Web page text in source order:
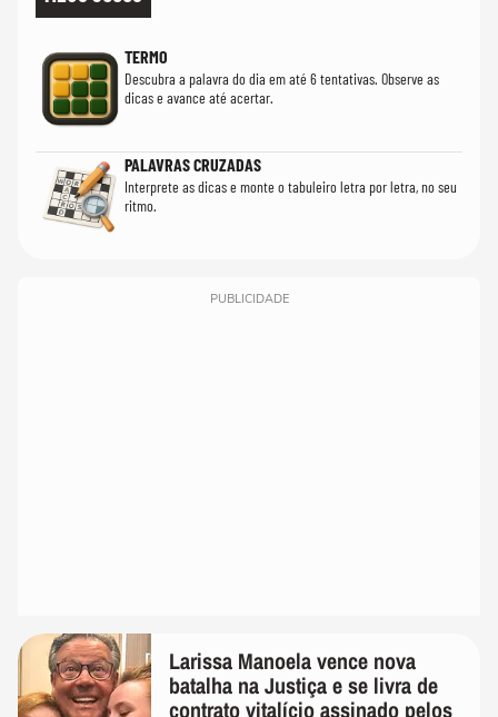
TERMO
Descubra a palavra do dia em até 6 tentativas. Observe as
dicas e avance até acertar.
PALAVRAS CRUZADAS
Interprete as dicas e monte o tabuleiro letra por letra, no seu
ritmo.
PUBLICIDADE
Larissa Manoela vence nova
batalha na Justiça e se livra de
contrato vitalício assinado pelos